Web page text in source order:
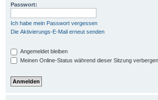
Passwort:
Ich habe mein Passwort vergessen
Die Aktivierungs-E-Mail erneut senden
Angemeldet bleiben
Meinen Online-Status während dieser Sitzung verbergen